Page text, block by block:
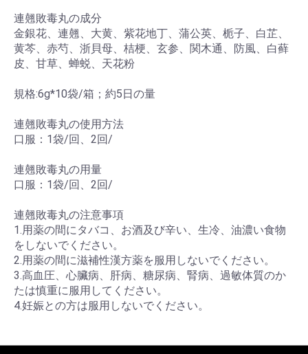
連翹敗毒丸の成分
金銀花、連翹、大黄、紫花地丁、蒲公英、栀子、白芷、
黄芩、赤芍、浙貝母、桔梗、玄参、関木通、防風、白藓
皮、甘草、蝉蜕、天花粉
規格:6g*10袋/箱；約5日の量
連翹敗毒丸の使用方法
口服：1袋/回、2回/
連翹敗毒丸の用量
口服：1袋/回、2回/
連翹敗毒丸の注意事項
1.用薬の間にタバコ、お酒及び辛い、生冷、油濃い食物
をしないでください。
2.用薬の間に滋補性漢方薬を服用しないでください。
3.高血圧、心臟病、肝病、糖尿病、腎病、過敏体質のか
たは慎重に服用してください。
4.妊娠との方は服用しないでください。